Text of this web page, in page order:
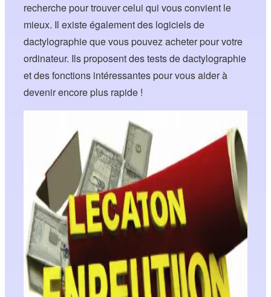
recherche pour trouver celui qui vous convient le
mieux. Il existe également des logiciels de
dactylographie que vous pouvez acheter pour votre
ordinateur. Ils proposent des tests de dactylographie
et des fonctions intéressantes pour vous aider à
devenir encore plus rapide !